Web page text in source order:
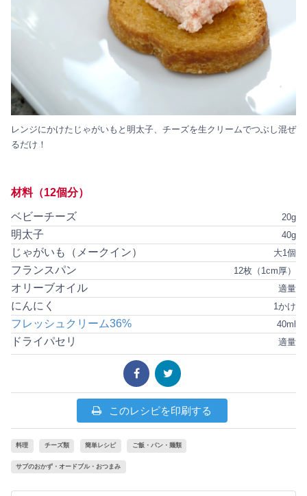
レンジにかけたじゃがいもと明太子、チーズを生クリームでつぶし混ぜ
るだけ！
材料（12個分）
20g
ベビーチーズ
40g
明太子
大1個
じゃがいも（メークイン）
12枚（1cm厚）
フランスパン
適量
オリーブオイル
1かけ
にんにく
40ml
フレッシュクリーム36%
適量
ドライパセリ
このレシピを印刷する
料理 チーズ類 簡単レシピ ご飯・パン・麺類
サブのおかず・オードブル・おつまみ